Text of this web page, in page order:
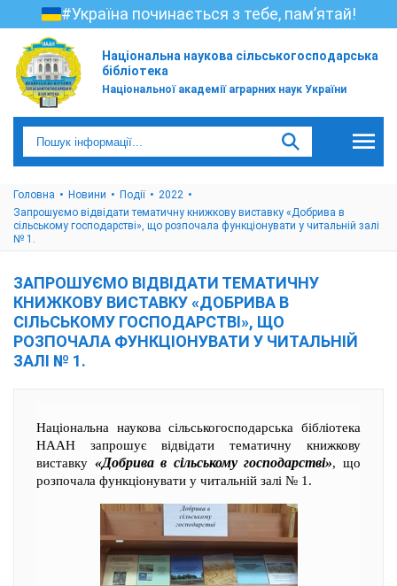
#Україна починається з тебе, пам’ятай!
Національна наукова сільськогосподарська
бібліотека
Національної академії аграрних наук України
Головна Новини Події
2022
Запрошуємо відвідати тематичну книжкову виставку «Добрива в
сільському господарстві», що розпочала функціонувати у читальній залі
№ 1.
ЗАПРОШУЄМО ВІДВІДАТИ ТЕМАТИЧНУ
КНИЖКОВУ ВИСТАВКУ «ДОБРИВА В
СІЛЬСЬКОМУ ГОСПОДАРСТВІ», ЩО
РОЗПОЧАЛА ФУНКЦІОНУВАТИ У ЧИТАЛЬНІЙ
ЗАЛІ № 1.
Національна наукова сільськогосподарська бібліотека
НААН запрошує відвідати тематичну книжкову
виставку «Добрива в сільському господарстві», що
розпочала функціонувати у читальній залі № 1.